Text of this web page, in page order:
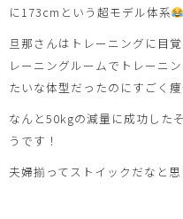
に173cmという超モデル体系
旦那さんはトレーニングに目
レーニングルームでトレーニ
たいな体型だったのにすごく
なんと50kgの減量に成功した
うです！
夫婦揃ってストイックだなと